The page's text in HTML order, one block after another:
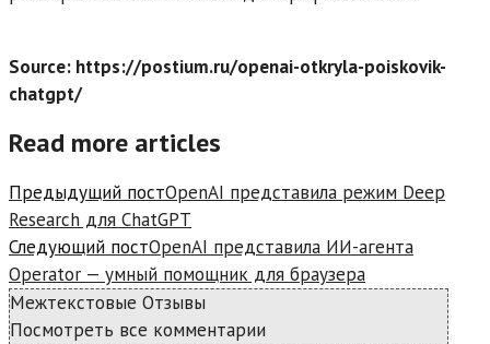
Source: https://postium.ru/openai-otkryla-poiskovik-
chatgpt/
Read more articles
Предыдущий постOpenAI представила режим Deep
Research для ChatGPT
Следующий постOpenAI представила ИИ-агента
Operator — умный помощник для браузера
Межтекстовые Отзывы
Посмотреть все комментарии